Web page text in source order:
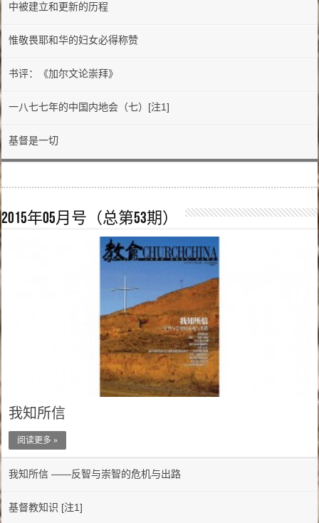
中被建立和更新的历程
惟敬畏耶和华的妇女必得称赞
书评：《加尔文论崇拜》
一八七七年的中国内地会（七）[注1]
基督是一切
2015年05月号（总第53期）
我知所信
阅读更多 »
我知所信 ——反智与崇智的危机与出路
基督教知识 [注1]